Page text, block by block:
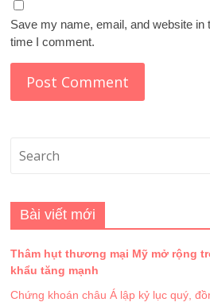
Save my name, email, and website in
time I comment.
Bài viết mới
Thâm hụt thương mại Mỹ mở rộng
khẩu tăng mạnh
Chứng khoán châu Á lập kỷ lục quý,